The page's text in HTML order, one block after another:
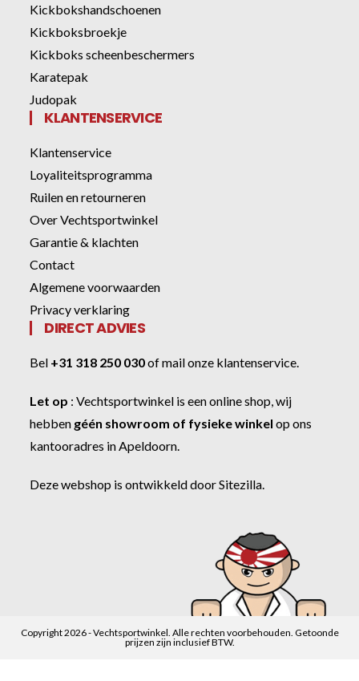
Kickbokshandschoenen
Kickboksbroekje
Kickboks scheenbeschermers
Karatepak
Judopak
KLANTENSERVICE
Klantenservice
Loyaliteitsprogramma
Ruilen en retourneren
Over Vechtsportwinkel
Garantie & klachten
Contact
Algemene voorwaarden
Privacy verklaring
DIRECT ADVIES
Bel +31 318 250 030ofmail onze klantenservice
Let op :Vechtsportwinkel is een online shop, wij
hebben géén showroom of fysieke winkel op ons
kantooradres in Apeldoorn.
Deze webshop is ontwikkeld doorSitezilla
Copyright 2026 - Vechtsportwinkel. Alle rechten voorbehouden. Getoonde
prijzen zijn inclusief BTW.